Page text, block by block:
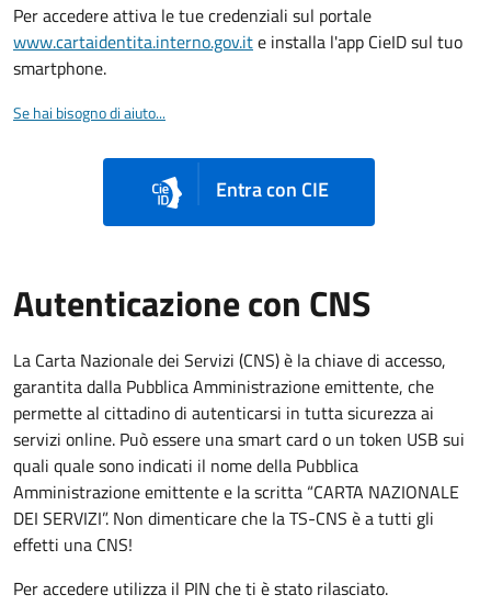
Per accedere attiva le tue credenziali sul portale
www.cartaidentita.interno.gov.ite installa l'app CieID sul tuo
smartphone.
Se hai bisogno di aiuto...
Entra con CIE
Autenticazione con CNS
La Carta Nazionale dei Servizi (CNS) è la chiave di accesso,
garantita dalla Pubblica Amministrazione emittente, che
permette al cittadino di autenticarsi in tutta sicurezza ai
servizi online. Può essere una smart card o un token USB sui
quali quale sono indicati il nome della Pubblica
Amministrazione emittente e la scritta “CARTA NAZIONALE
DEI SERVIZI”. Non dimenticare che la TS-CNS è a tutti gli
effetti una CNS!
Per accedere utilizza il PIN che ti è stato rilasciato.